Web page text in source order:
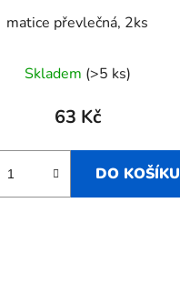
matice převlečná, 2ks
Skladem (>5 ks)
63 Kč
DO KOŠÍKU